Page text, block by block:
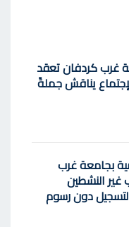
غرب كردفان تعقد
يناقش جملةً
بجامعة غرب
غير النشطين
دون رسوم